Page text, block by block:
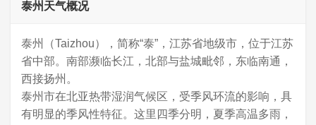
泰州天气概况
泰州（Taizhou），简称“泰”，江苏省地级市，位于江苏
省中部。南部濒临长江，北部与盐城毗邻，东临南通，
西接扬州。
泰州市在北亚热带湿润气候区，受季风环流的影响，具
有明显的季风性特征。这里四季分明，夏季高温多雨，